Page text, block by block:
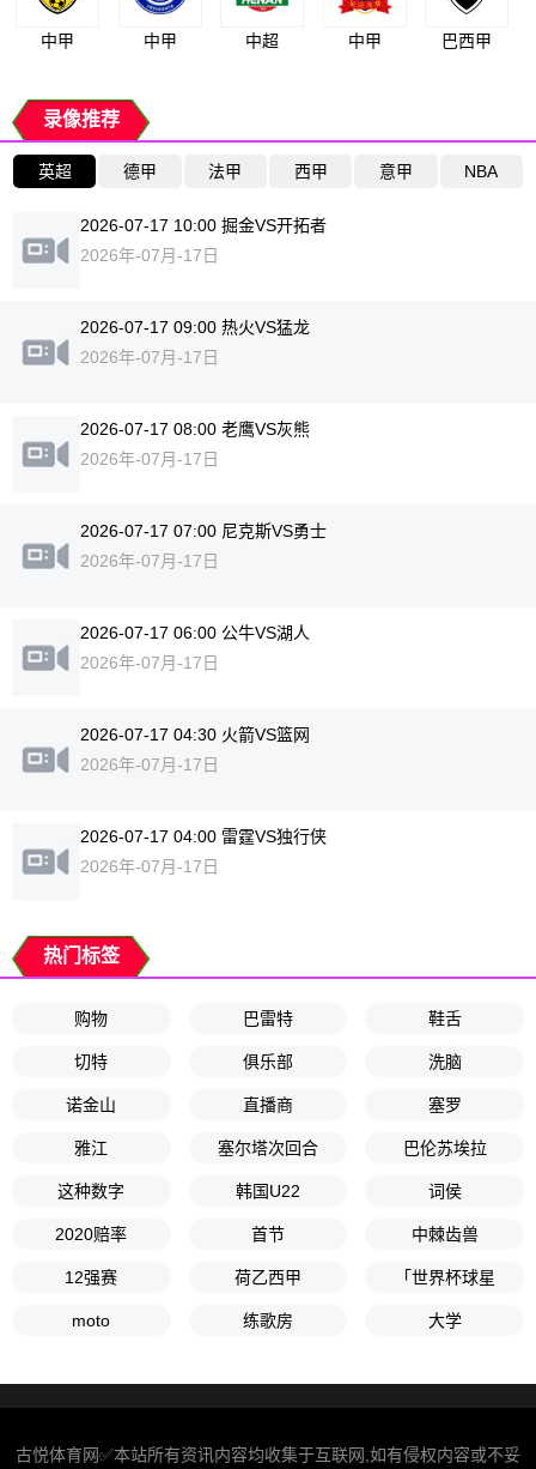
中甲 中甲 中超 中甲 巴西甲
录像推荐
英超 德甲 法甲 西甲 意甲 NBA
2026-07-17 10:00 掘金VS开拓者
2026年-07月-17日
2026-07-17 09:00 热火VS猛龙
2026年-07月-17日
2026-07-17 08:00 老鹰VS灰熊
2026年-07月-17日
2026-07-17 07:00 尼克斯VS勇士
2026年-07月-17日
2026-07-17 06:00 公牛VS湖人
2026年-07月-17日
2026-07-17 04:30 火箭VS篮网
2026年-07月-17日
2026-07-17 04:00 雷霆VS独行侠
2026年-07月-17日
热门标签
购物 巴雷特 鞋舌
切特 俱乐部 洗脑
诺金山 直播商 塞罗
雅江 塞尔塔次回合 巴伦苏埃拉
这种数字 韩国U22 词侯
2020赔率 首节 中棘齿兽
12强赛 荷乙西甲 「世界杯球星
moto 练歌房 大学
古悦体育网✅本站所有资讯内容均收集于互联网,如有侵权内容或不妥